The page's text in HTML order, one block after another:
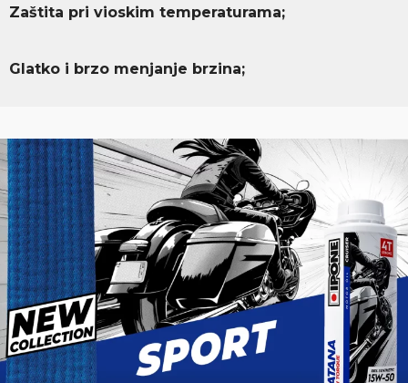
Zaštita pri vioskim temperaturama;
Glatko i brzo menjanje brzina;